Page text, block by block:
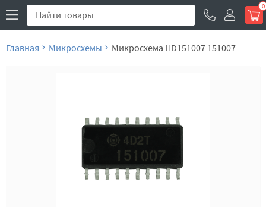
0
Главная Микросхемы Микросхема HD151007 151007